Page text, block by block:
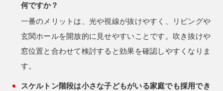
何ですか？
一番のメリットは、光や視線が抜けやすく、リビングや
玄関ホールを開放的に見せやすいことです。吹き抜けや
窓位置と合わせて検討すると効果を確認しやすくなりま
す。
スケルトン階段は小さな子どもがいる家庭でも採用でき